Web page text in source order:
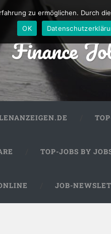
Finance
TOP-JOBS BY
JOB-
zu ermöglichen. Durch
OK